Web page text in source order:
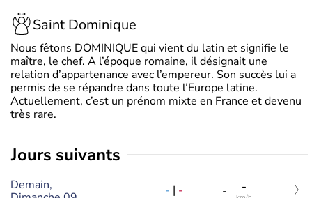
Saint Dominique
Nous fêtons DOMINIQUE qui vient du latin et signifie le
maître, le chef. A l’époque romaine, il désignait une
relation d’appartenance avec l’empereur. Son succès lui a
permis de se répandre dans toute l’Europe latine.
Actuellement, c’est un prénom mixte en France et devenu
très rare.
jours suivants
Demain,
- | - - -